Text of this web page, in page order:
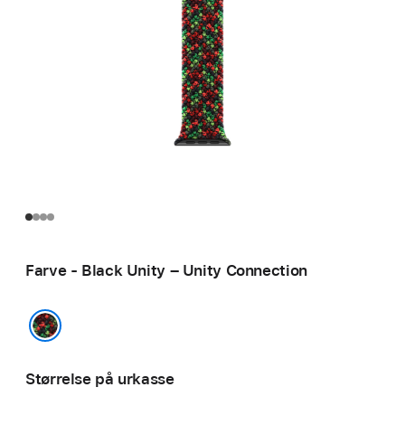
Farve - Black Unity – Unity Connection
Størrelse på urkasse